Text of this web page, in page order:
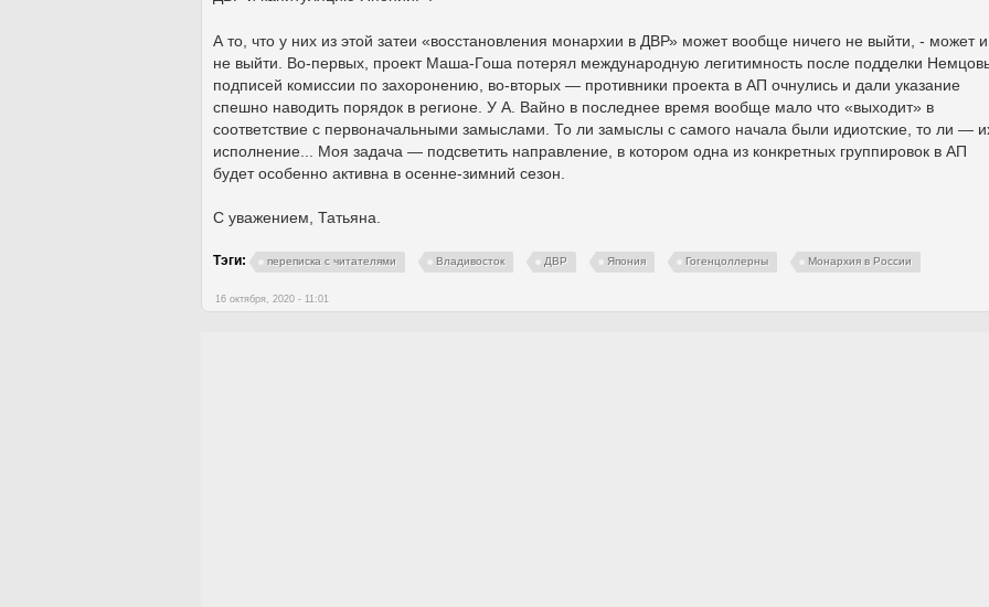
А то, что у них из этой затеи «восстановления монархии в ДВР» может вообще ничего не выйти, - может и
не выйти. Во-первых, проект Маша-Гоша потерял международную легитимность после подделки
подписей комиссии по захоронению, во-вторых — противники проекта в АП очнулись и дали указание
спешно наводить порядок в регионе. У А. Вайно в последнее время вообще мало что «выходит» в
соответствие с первоначальными замыслами. То ли замыслы с самого начала были идиотские, то ли —
исполнение... Моя задача — подсветить направление, в котором одна из конкретных группировок в АП
будет особенно активна в осенне-зимний сезон.
С уважением, Татьяна.
Тэги: переписка с читателями Владивосток ДВР Япония Гогенцоллерны Монархия в России
16 октября, 2020 - 11:01